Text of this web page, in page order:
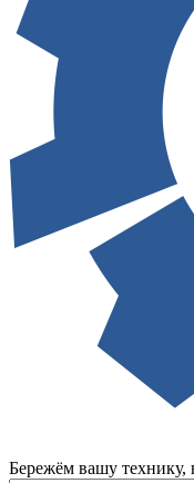
Бережём вашу технику,